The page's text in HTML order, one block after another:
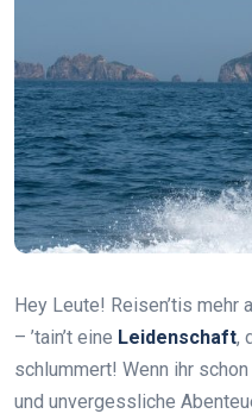
Hey Leute! Reisen’tis mehr
– ’tain’t eine Leidenschaft,
schlummert! Wenn ihr
und unvergessliche